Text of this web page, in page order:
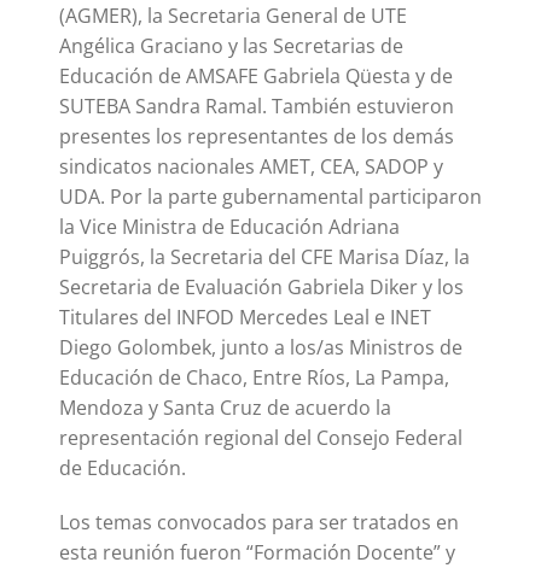
(AGMER), la Secretaria General de UTE
Angélica Graciano y las Secretarias de
Educación de AMSAFE Gabriela Qüesta y de
SUTEBA Sandra Ramal. También estuvieron
presentes los representantes de los demás
sindicatos nacionales AMET, CEA, SADOP y
UDA. Por la parte gubernamental participaron
la Vice Ministra de Educación Adriana
Puiggrós, la Secretaria del CFE Marisa Díaz, la
Secretaria de Evaluación Gabriela Diker y los
Titulares del INFOD Mercedes Leal e INET
Diego Golombek, junto a los/as Ministros de
Educación de Chaco, Entre Ríos, La Pampa,
Mendoza y Santa Cruz de acuerdo la
representación regional del Consejo Federal
de Educación.
Los temas convocados para ser tratados en
esta reunión fueron “Formación Docente” y